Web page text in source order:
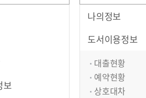
보
나의정보
도서이용정보
대출현황
예약현황
상호대차